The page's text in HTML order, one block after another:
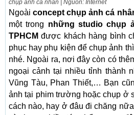
chụp ảnh cá nhân | Nguồn: Internet
Ngoàiconcept chụp ảnh cá
một trong những studio chụp
TPHCMđược khách hàng bình
phục hay phụ kiện để chụp ảnh
nhé. Ngoài ra, nơi đây còn có
ngoại cảnh tại nhiều tỉnh thành
Vũng Tàu, Phan Thiết,… Bạn
ảnh tại phim trường hoặc chụp ở
cách nào, hay ở đâu đi chăng